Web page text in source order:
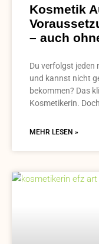
Kosmetik
– auch
Du verfolgst jeden
und kannst nicht
bekommen? Das
Kosmetikerin.
MEHR LESEN »